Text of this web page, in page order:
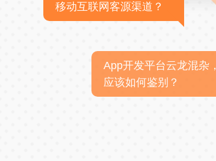
移动互联网客源渠道？
App开发平台云龙混杂，
应该如何鉴别？